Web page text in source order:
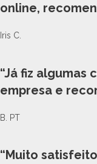
online,
Iris C.
“Já fiz algumas
empresa e
B. PT
“Muito